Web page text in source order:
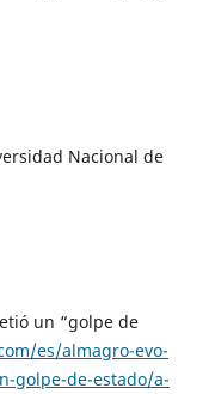
Nacional de
un “golpe de
es/almagro-evo-
golpe-de-estado/a-